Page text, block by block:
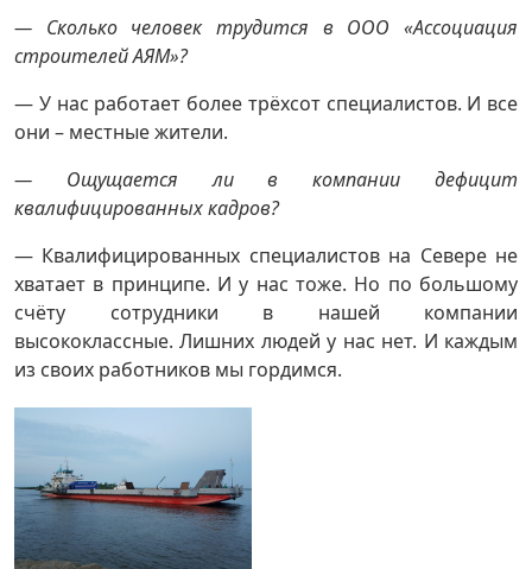
— Сколько человек трудится в ООО «Ассоциация
строителей АЯМ»?
— У нас работает более трёхсот специалистов. И все
они – местные жители.
— Ощущается ли в компании дефицит
квалифицированных кадров?
— Квалифицированных специалистов на Севере не
хватает в принципе. И у нас тоже. Но по большому
счёту сотрудники в нашей компании
высококлассные. Лишних людей у нас нет. И каждым
из своих работников мы гордимся.